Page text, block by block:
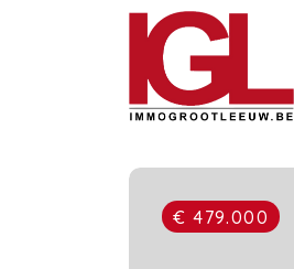
€ 479.000